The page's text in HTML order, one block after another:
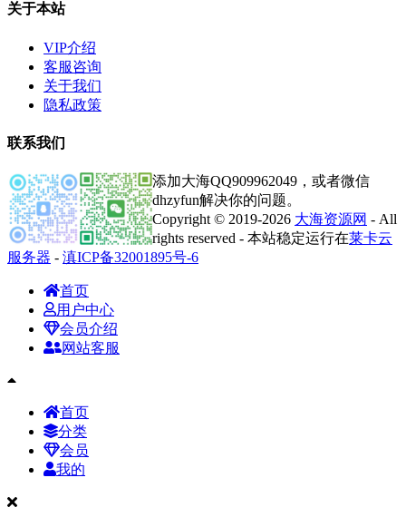
关于本站
VIP介绍
客服咨询
关于我们
隐私政策
联系我们
添加大海QQ909962049，或者微信
dhzyfun解决你的问题。
Copyright © 2019-2026 大海资源网 - All
rights reserved - 本站稳定运行在莱卡云
服务器 - 滇ICP备32001895号-6
首页
用户中心
会员介绍
网站客服
首页
分类
会员
我的